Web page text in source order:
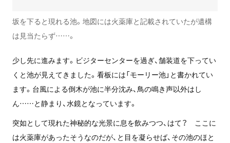
坂を下ると現れる池。地図には火薬庫と記載されていたが遺構
は見当たらず……。
少し先に進みます。ビジターセンターを過ぎ、舗装道を下ってい
くと池が見えてきました。看板には「モーリー池」と書かれてい
ます。台風による倒木が池に半分沈み、鳥の鳴き声以外はし
ん……と静まり、水鏡となっています。
突如として現れた神秘的な光景に息を飲みつつ、はて？ ここに
は火薬庫があったそうなのだが、と目を凝らせば、その池のほと